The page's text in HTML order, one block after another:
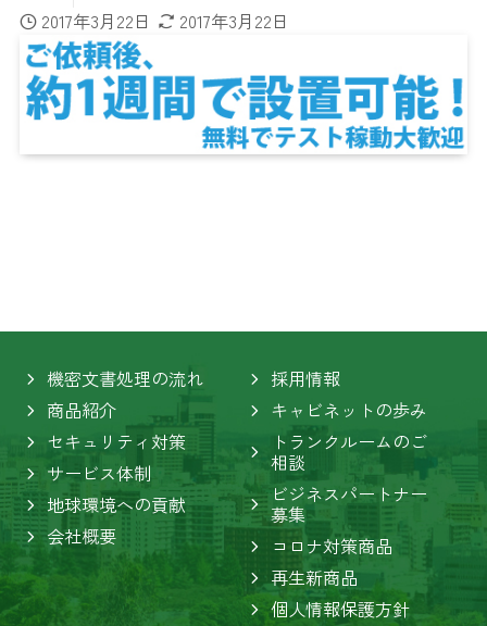
2017年3月22日 2017年3月22日
機密文書処理の流れ
商品紹介
セキュリティ対策
サービス体制
地球環境への貢献
会社概要
採用情報
キャビネットの歩み
トランクルームのご
相談
ビジネスパートナー
募集
コロナ対策商品
再生新商品
個人情報保護方針